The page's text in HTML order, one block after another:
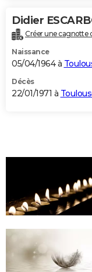
Didier
Créer une cagnotte
Naissance
05/04/1964 à
Décès
22/01/1971 à